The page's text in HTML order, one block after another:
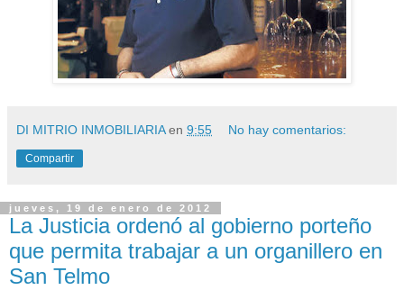
DI MITRIO INMOBILIARIA en 9:55 No hay comentarios:
Compartir
jueves, 19 de enero de 2012
La Justicia ordenó al gobierno porteño
que permita trabajar a un organillero en
San Telmo